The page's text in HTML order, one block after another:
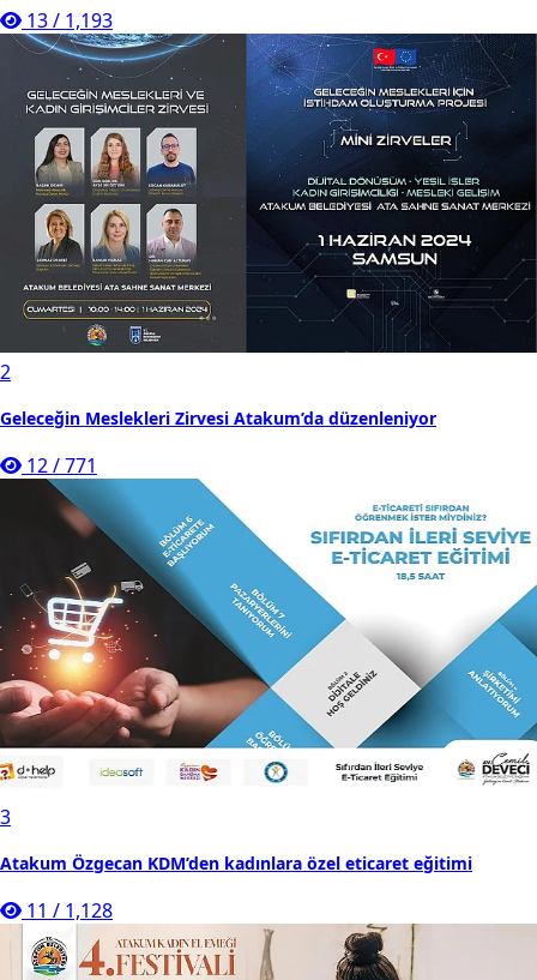
13/ 1,193
2
Geleceğin Meslekleri Zirvesi Atakum’da düzenleniyor
12/771
3
Atakum Özgecan KDM’den kadınlara özel eticaret eğitimi
11 / 1,128